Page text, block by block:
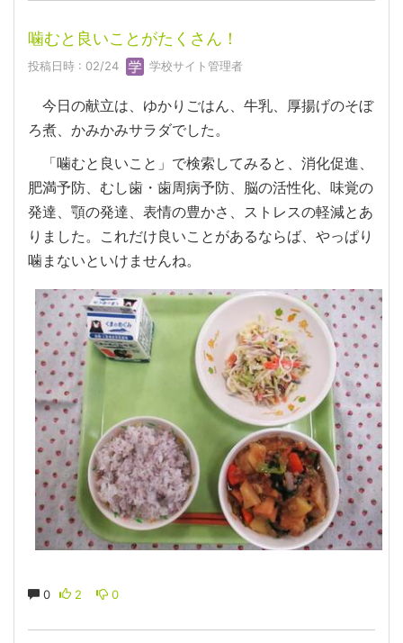
噛むと良いことがたくさん！
投稿日時 : 02/24 学校サイト管理者
今日の献立は、ゆかりごはん、牛乳、厚揚げのそぼ
ろ煮、かみかみサラダでした。
「噛むと良いこと」で検索してみると、消化促進、
肥満予防、むし歯・歯周病予防、脳の活性化、味覚の
発達、顎の発達、表情の豊かさ、ストレスの軽減とあ
りました。これだけ良いことがあるならば、やっぱり
噛まないといけませんね。
0 2 0